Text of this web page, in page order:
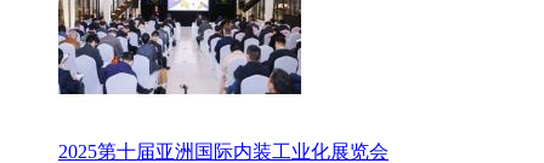
2025第十届亚洲国际内装工业化展览会